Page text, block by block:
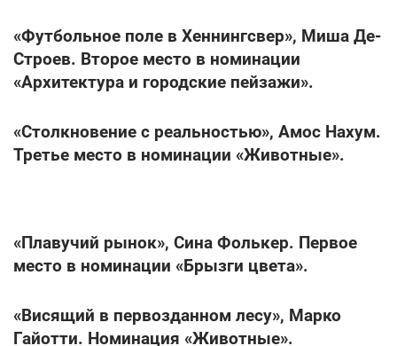
«Футбольное поле в Хеннингсвер», Миша Де-
Строев. Второе место в номинации
«Архитектура и городские пейзажи».
«Столкновение с реальностью», Амос Нахум.
Третье место в номинации «Животные».
«Плавучий рынок», Сина Фолькер. Первое
место в номинации «Брызги цвета».
«Висящий в первозданном лесу», Марко
Гайотти. Номинация «Животные».